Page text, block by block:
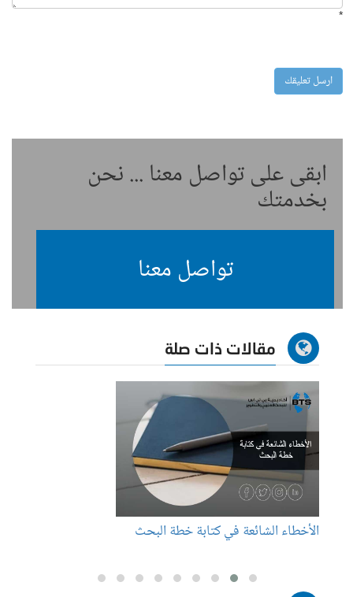
*
ابقى على تواصل معنا ... نحن
بخدمتك
تواصل معنا
مقالات ذات صلة
الأخطاء الشائعة في كتابة خطة البحث